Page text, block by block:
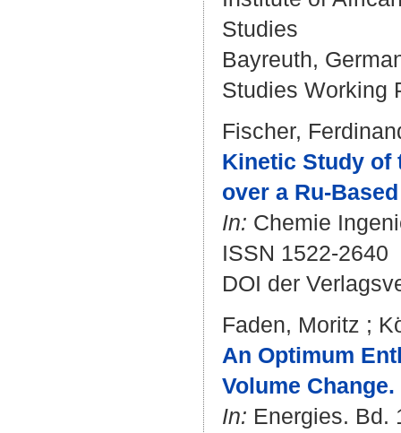
Studies
Bayreuth,
Studies Working
Fischer,
Kinetic Study of
over a Ru-
In: Chemie
ISSN 1522-2640
DOI der
Faden, Moritz ;
An Optimum
Volume Change.
In: Energies. Bd.